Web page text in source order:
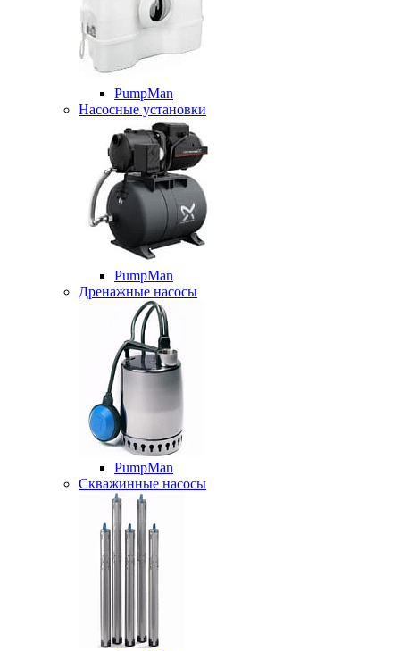
PumpMan
Насосные установки
PumpMan
Дренажные насосы
PumpMan
Скважинные насосы